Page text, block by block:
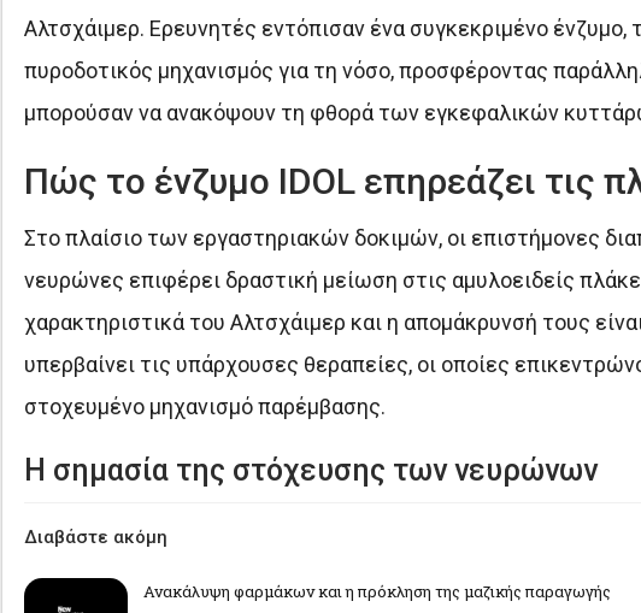
Αλτσχάιμερ. Ερευνητές εντόπισαν ένα συγκεκριμένο ένζυμο,
πυροδοτικός μηχανισμός για τη νόσο, προσφέροντας
μπορούσαν να ανακόψουν τη φθορά των εγκεφαλικών
Πώς το ένζυμο IDOL επηρεάζει τις
Στο πλαίσιο των εργαστηριακών δοκιμών, οι επιστήμονες
νευρώνες επιφέρει δραστική μείωση στις αμυλοειδείς
χαρακτηριστικά του Αλτσχάιμερ και η απομάκρυνσή τους
υπερβαίνει τις υπάρχουσες θεραπείες, οι οποίες
στοχευμένο μηχανισμό παρέμβασης.
Η σημασία της στόχευσης των νευρώνων
Διαβάστε ακόμη
Ανακάλυψη φαρμάκων και η πρόκληση της μαζικής παραγωγής